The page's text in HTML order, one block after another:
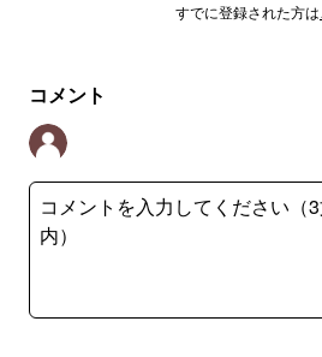
すでに登録された方は
コメント